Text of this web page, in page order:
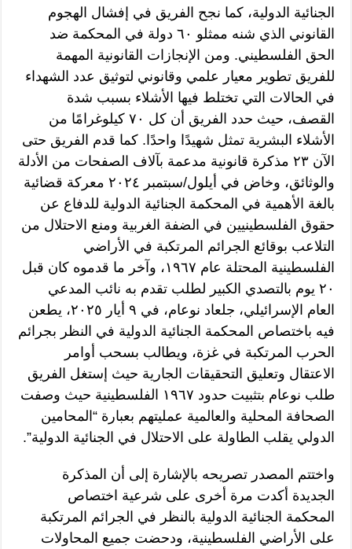
الجنائية الدولية، كما نجح الفريق في إفشال الهجوم
القانوني الذي شنه ممثلو ٦٠ دولة في المحكمة ضد
الحق الفلسطيني. ومن الإنجازات القانونية المهمة
للفريق تطوير معيار علمي وقانوني لتوثيق عدد الشهداء
في الحالات التي تختلط فيها الأشلاء بسبب شدة
القصف، حيث حدد الفريق أن كل ٧٠ كيلوغرامًا من
الأشلاء البشرية تمثل شهيدًا واحدًا. كما قدم الفريق حتى
الآن ٢٣ مذكرة قانونية مدعمة بآلاف الصفحات من الأدلة
والوثائق، وخاض في أيلول/سبتمبر ٢٠٢٤ معركة قضائية
بالغة الأهمية في المحكمة الجنائية الدولية للدفاع عن
حقوق الفلسطينيين في الضفة الغربية ومنع الاحتلال من
التلاعب بوقائع الجرائم المرتكبة في الأراضي
الفلسطينية المحتلة عام ١٩٦٧، وآخر ما قدموه كان قبل
٢٠ يوم بالتصدي الكبير لطلب تقدم به نائب المدعي
العام الإسرائيلي، جلعاد نوعام، في ٩ أيار ٢٠٢٥، يطعن
فيه باختصاص المحكمة الجنائية الدولية في النظر بجرائم
الحرب المرتكبة في غزة، ويطالب بسحب أوامر
الاعتقال وتعليق التحقيقات الجارية حيث إستغل الفريق
طلب نوعام بتثبيت حدود ١٩٦٧ الفلسطينية حيث وصفت
الصحافة المحلية والعالمية عمليتهم بعبارة “المحامين
الدولي يقلب الطاولة على الاحتلال في الجنائية الدولية”.
واختتم المصدر تصريحه بالإشارة إلى أن المذكرة
الجديدة أكدت مرة أخرى على شرعية اختصاص
المحكمة الجنائية الدولية بالنظر في الجرائم المرتكبة
على الأراضي الفلسطينية، ودحضت جميع المحاولات